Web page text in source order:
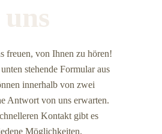
uns
freuen, von Ihnen zu hören!
stehende Formular aus
innerhalb von zwei
Antwort von uns erwarten.
Kontakt gibt es
Möglichkeiten.